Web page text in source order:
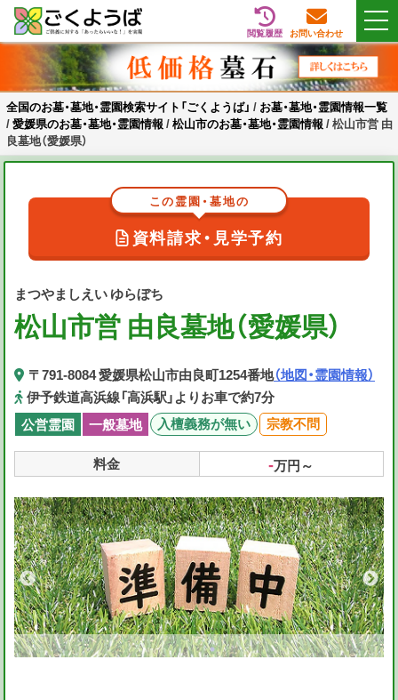
Skip
content
全国のお墓・墓地・霊園検索サイト「ごくようば」
ご供養をもっと身近に
閲覧履歴 お問い合わせ
全国のお墓・墓地・霊園検索サイト「ごくようば」 / お墓・墓地・霊園情報一覧
/愛媛県のお墓・墓地・霊園情報 /松山市のお墓・墓地・霊園情報 /松山市営 由
良墓地（愛媛県）
まつやましえい ゆらぼち
松山市営 由良墓地（愛媛県）
〒791-8084 愛媛県松山市由良町1254番地（地図・霊園情報）
伊予鉄道高浜線「高浜駅」よりお車で約7分
この霊園・墓地の
資料請求・見学予約
公営霊園 一般墓地 入檀義務が無い 宗教不問
料金 -万円～